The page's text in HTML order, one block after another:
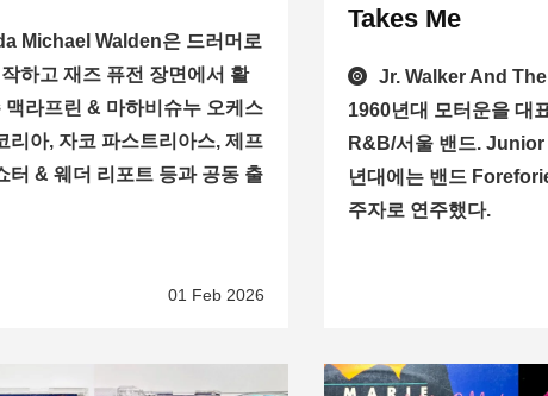
Michael Walden은 드러머로
하고 재즈 퓨전 장면에서 활
맥라프린 & 마하비슈누 오케스
리아, 자코 파스트리아스, 제프
터 & 웨더 리포트 등과 공동 출
01 Feb 2026
Takes Me
Jr. Walker And
1960년대 모터운을 대
R&B/서울 밴드.
년대에는 밴드
주자로 연주했다.